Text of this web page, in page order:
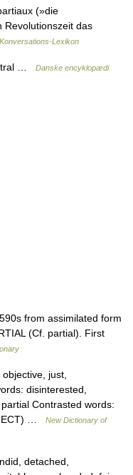
(»die
Revolutionszeit das
Lexikon
… Danske encyklopædi
from assimilated form
(Cf. partial). First
just,
disinterested,
Contrasted words:
…
New Dictionary of
detached,